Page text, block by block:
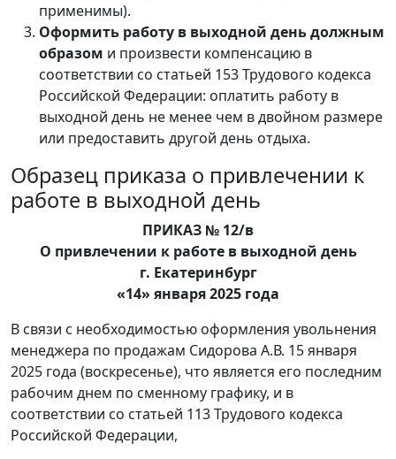
применимы).
Оформить работу в выходной день должным
образом и произвести компенсацию в
соответствии со статьей 153 Трудового кодекса
Российской Федерации: оплатить работу в
выходной день не менее чем в двойном размере
или предоставить другой день отдыха.
Образец приказа о привлечении к
работе в выходной день
ПРИКАЗ № 12/в
О привлечении к работе в выходной день
г. Екатеринбург
«14» января 2025 года
В связи с необходимостью оформления увольнения
менеджера по продажам Сидорова А.В. 15 января
2025 года (воскресенье), что является его последним
рабочим днем по сменному графику, и в
соответствии со статьей 113 Трудового кодекса
Российской Федерации,